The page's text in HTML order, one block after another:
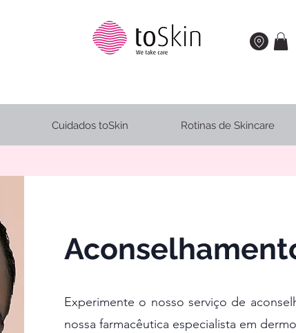
Cuidados toSkin Rotinas de Skincare
Experimente o nosso serviço de
nossa farmacêutica especialista em